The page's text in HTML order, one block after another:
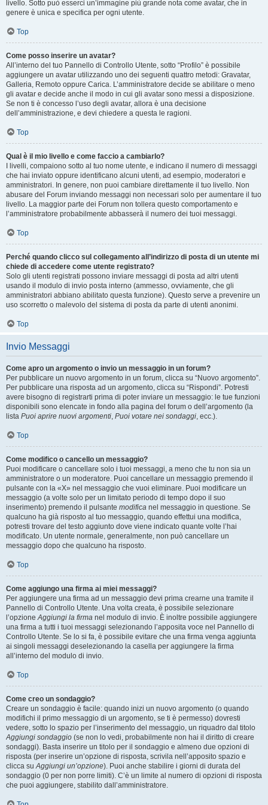
livello. Sotto può esserci un’immagine più grande nota come avatar, che in
genere è unica e specifica per ogni utente.
Top
Come posso inserire un avatar?
All’interno del tuo Pannello di Controllo Utente, sotto “Profilo” è possibile
aggiungere un avatar utilizzando uno dei seguenti quattro metodi: Gravatar,
Galleria, Remoto oppure Carica. L’amministratore decide se abilitare o meno
gli avatar e decide anche il modo in cui gli avatar sono messi a disposizione.
Se non ti è concesso l’uso degli avatar, allora è una decisione
dell’amministrazione, e devi chiedere a questa le ragioni.
Top
Qual è il mio livello e come faccio a cambiarlo?
I livelli, compaiono sotto al tuo nome utente, e indicano il numero di messaggi
che hai inviato oppure identificano alcuni utenti, ad esempio, moderatori e
amministratori. In genere, non puoi cambiare direttamente il tuo livello. Non
abusare del Forum inviando messaggi non necessari solo per aumentare il tuo
livello. La maggior parte dei Forum non tollera questo comportamento e
l’amministratore probabilmente abbasserà il numero dei tuoi messaggi.
Top
Perché quando clicco sul collegamento all’indirizzo di posta di un utente mi
chiede di accedere come utente registrato?
Solo gli utenti registrati possono inviare messaggi di posta ad altri utenti
usando il modulo di invio posta interno (ammesso, ovviamente, che gli
amministratori abbiano abilitato questa funzione). Questo serve a prevenire un
uso scorretto o malevolo del sistema di posta da parte di utenti anonimi.
Top
Invio Messaggi
Come apro un argomento o invio un messaggio in un forum?
Per pubblicare un nuovo argomento in un forum, clicca su “Nuovo argomento”.
Per pubblicare una risposta ad un argomento, clicca su “Rispondi”. Potresti
avere bisogno di registrarti prima di poter inviare un messaggio: le tue funzioni
disponibili sono elencate in fondo alla pagina del forum o dell’argomento (la
lista Puoi aprire nuovi argomenti, Puoi votare nei sondaggi, ecc.).
Top
Come modifico o cancello un messaggio?
Puoi modificare o cancellare solo i tuoi messaggi, a meno che tu non sia un
amministratore o un moderatore. Puoi cancellare un messaggio premendo il
pulsante con la «X» nel messaggio che vuoi eliminare. Puoi modificare un
messaggio (a volte solo per un limitato periodo di tempo dopo il suo
inserimento) premendo il pulsante modifica nel messaggio in questione. Se
qualcuno ha già risposto al tuo messaggio, quando effettui una modifica,
potresti trovare del testo aggiunto dove viene indicato quante volte l’hai
modificato. Un utente normale, generalmente, non può cancellare un
messaggio dopo che qualcuno ha risposto.
Top
Come aggiungo una firma ai miei messaggi?
Per aggiungere una firma ad un messaggio devi prima crearne una tramite il
Pannello di Controllo Utente. Una volta creata, è possibile selezionare
l’opzioneAggiungi la firma nel modulo di invio. È inoltre possibile aggiungere
una firma a tutti i tuoi messaggi selezionando l’apposita voce nel Pannello di
Controllo Utente. Se lo si fa, è possibile evitare che una firma venga aggiunta
ai singoli messaggi deselezionando la casella per aggiungere la firma
all’interno del modulo di invio.
Top
Come creo un sondaggio?
Creare un sondaggio è facile: quando inizi un nuovo argomento (o quando
modifichi il primo messaggio di un argomento, se ti è permesso) dovresti
vedere, sotto lo spazio per l’inserimento del messaggio, un riquadro dal titolo
Aggiungi sondaggio (se non lo vedi, probabilmente non hai il diritto di creare
sondaggi). Basta inserire un titolo per il sondaggio e almeno due opzioni di
risposta (per inserire un’opzione di risposta, scrivila nell’apposito spazio e
clicca suAggiungi un’opzione). Puoi anche stabilire i giorni di durata del
sondaggio (0 per non porre limiti). C’è un limite al numero di opzioni di risposta
che puoi aggiungere, stabilito dall’amministratore.